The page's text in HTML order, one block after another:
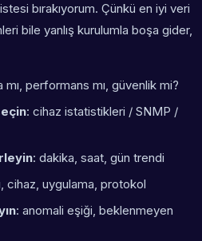
bırakıyorum. Çünkü en iyi veri
bile yanlış kurulumla boşa gider,
mı, performans mı, güvenlik mi?
: cihaz istatistikleri / SNMP /
: dakika, saat, gün trendi
cihaz, uygulama, protokol
: anomali eşiği, beklenmeyen